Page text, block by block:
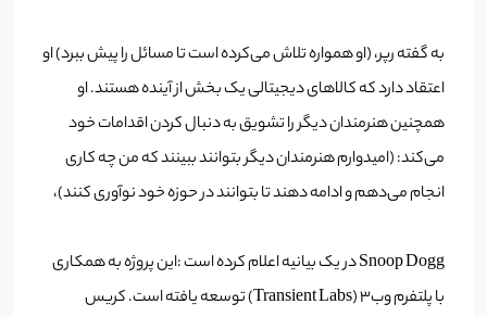
به گفته رپر، (او همواره تلاش می‌کرده است تا مسائل را پیش ببرد) او
اعتقاد دارد که کالاهای دیجیتالی یک بخش از آینده هستند. او
همچنین هنرمندان دیگر را تشویق به دنبال کردن اقدامات خود
می‌کند: (امیدوارم هنرمندان دیگر بتوانند ببینند که من چه کاری
انجام می‌دهم و ادامه دهند تا بتوانند در حوزه خود نوآوری کنند)،
Snoop Dogg در یک بیانیه اعلام کرده است :این پروژه به همکاری
با پلتفرم وب3 (Transient Labs) توسعه یافته است. کریس